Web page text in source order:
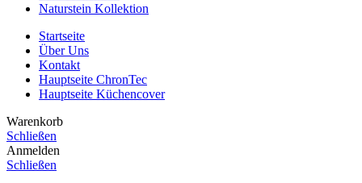
Naturstein Kollektion
Startseite
Über Uns
Kontakt
Hauptseite ChronTec
Hauptseite Küchencover
Warenkorb
Schließen
Anmelden
Schließen